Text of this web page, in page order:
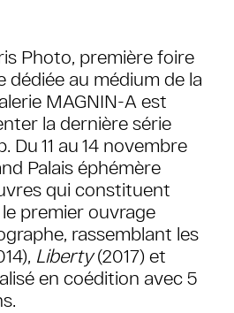
Photo, première foire
au médium de la
MAGNIN-A est
la dernière série
Du 11 au 14 novembre
Palais éphémère
qui constituent
premier ouvrage
rassemblant les
Liberty(2017) et
en coédition avec 5